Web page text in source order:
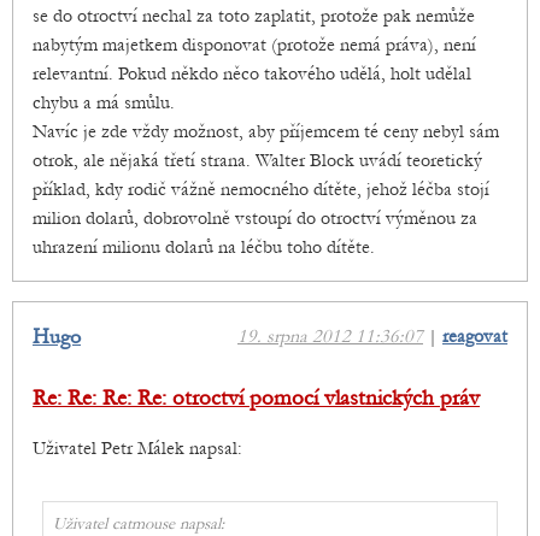
se do otroctví nechal za toto zaplatit, protože pak nemůže
nabytým majetkem disponovat (protože nemá práva), není
relevantní. Pokud někdo něco takového udělá, holt udělal
chybu a má smůlu.
Navíc je zde vždy možnost, aby příjemcem té ceny nebyl sám
otrok, ale nějaká třetí strana. Walter Block uvádí teoretický
příklad, kdy rodič vážně nemocného dítěte, jehož léčba stojí
milion dolarů, dobrovolně vstoupí do otroctví výměnou za
uhrazení milionu dolarů na léčbu toho dítěte.
19. srpna 2012 11:36:07| reagovat
Hugo
Re: Re: Re: Re: otroctví pomocí vlastnických práv
Uživatel Petr Málek napsal:
Uživatel catmouse napsal: